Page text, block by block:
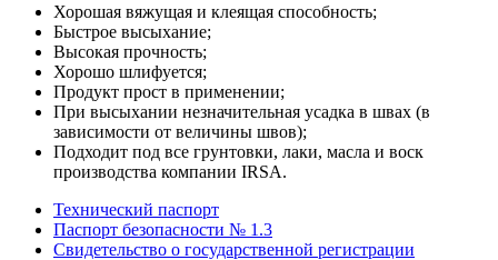
Хорошая вяжущая и клеящая способность;
Быстрое высыхание;
Высокая прочность;
Хорошо шлифуется;
Продукт прост в применении;
При высыхании незначительная усадка в швах (в
зависимости от величины швов);
Подходит под все грунтовки, лаки, масла и воск
производства компании IRSA.
Технический паспорт
Паспорт безопасности № 1.3
Свидетельство о государственной регистрации